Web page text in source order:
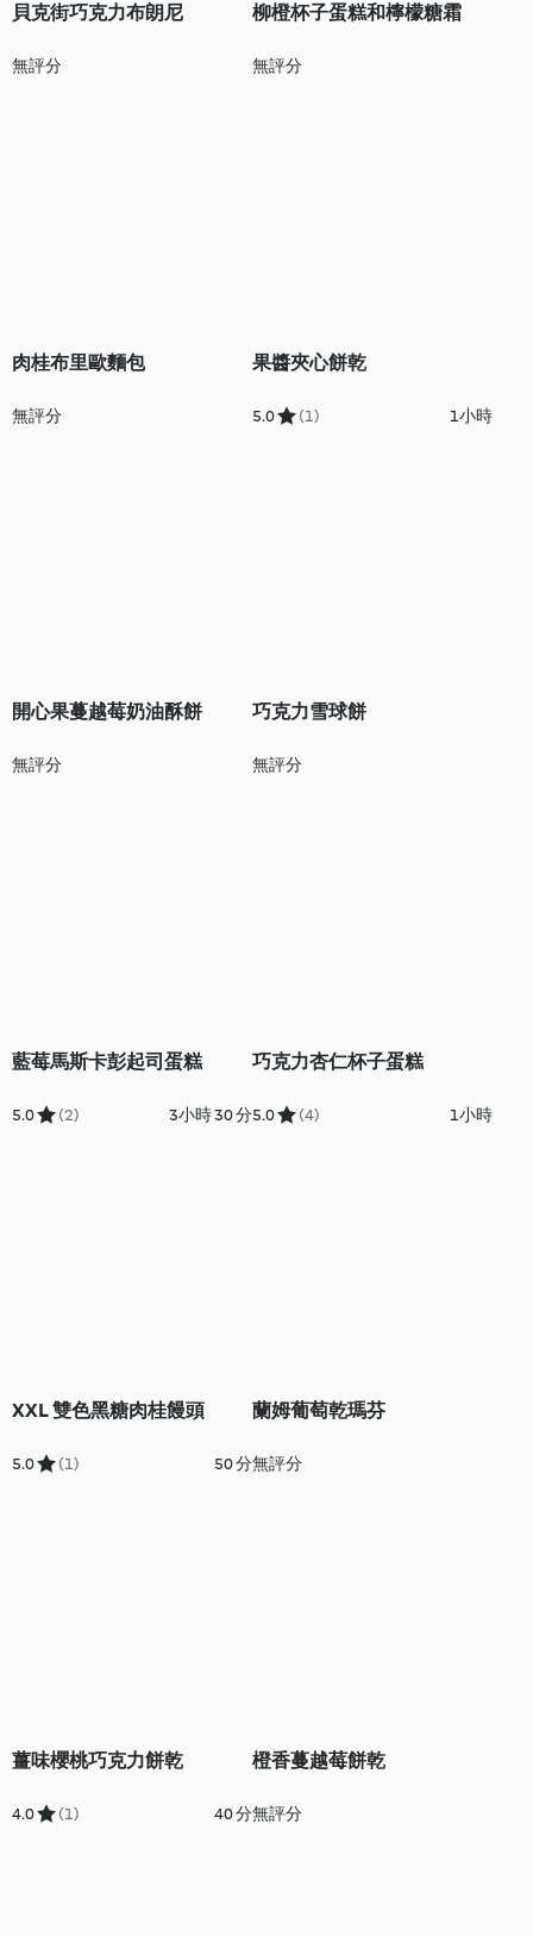
貝克街巧克力布朗尼
無評分
柳橙杯子蛋糕和檸檬糖霜
無評分
肉桂布里歐麵包
無評分
果醬夾心餅乾
5.0 (1) 1小時
開心果蔓越莓奶油酥餅
無評分
巧克力雪球餅
無評分
藍莓馬斯卡彭起司蛋糕
5.0 (2) 3小時 30 分
巧克力杏仁杯子蛋糕
5.0 (4) 1小時
XXL 雙色黑糖肉桂饅頭
5.0 (1) 50 分
蘭姆葡萄乾瑪芬
無評分
薑味櫻桃巧克力餅乾
4.0 (1) 40 分
橙香蔓越莓餅乾
無評分